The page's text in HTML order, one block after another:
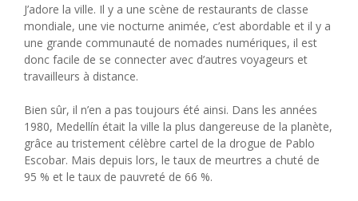
J’adore la ville. Il y a une scène de restaurants de classe
mondiale, une vie nocturne animée, c’est abordable et il y a
une grande communauté de nomades numériques, il est
donc facile de se connecter avec d’autres voyageurs et
travailleurs à distance.
Bien sûr, il n’en a pas toujours été ainsi. Dans les années
1980, Medellín était la ville la plus dangereuse de la planète,
grâce au tristement célèbre cartel de la drogue de Pablo
Escobar. Mais depuis lors, le taux de meurtres a chuté de
95 % et le taux de pauvreté de 66 %.